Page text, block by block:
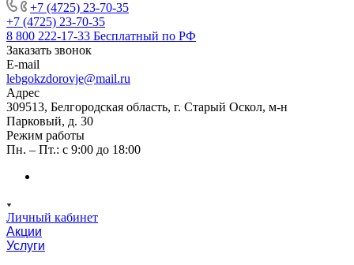
+7 (4725) 23-70-35
+7 (4725) 23-70-35
8 800 222-17-33 Бесплатный по РФ
Заказать звонок
E-mail
lebgokzdorovje@mail.ru
Адрес
309513, Белгородская область, г. Старый Оскол, м-н
Парковый, д. 30
Режим работы
Пн. – Пт.: с 9:00 до 18:00
Личный кабинет
Акции
Услуги